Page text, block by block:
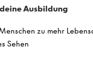
Ausbildung
zu mehr
Sehen